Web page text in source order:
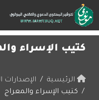
كتيب الإسراء
الرئيسية
الإصدارات
كتيب الإسراء والمعراج